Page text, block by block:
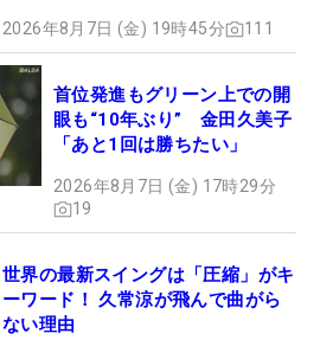
2026年8月7日 (金) 19時45分 111
首位発進もグリーン上での開
眼も“10年ぶり” 金田久美子
「あと1回は勝ちたい」
2026年8月7日 (金) 17時29分
19
世界の最新スイングは「圧縮」がキ
ーワード！ 久常涼が飛んで曲がら
ない理由